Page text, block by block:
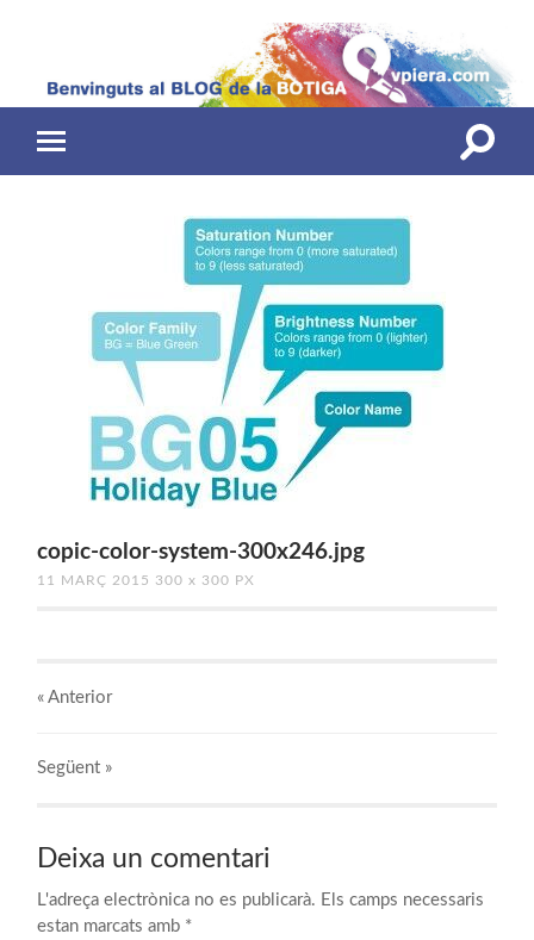
mobile
Toggle
copic-color-system-300x246.jpg
11 MARÇ 2015 300x 300 PX
« Anterior
Següent »
Deixa un comentari
L'adreça electrònica no es publicarà. Els camps necessaris
estan marcats amb *